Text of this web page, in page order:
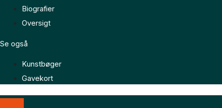
Biografier
Oversigt
Se også
Kunstbøger
Gavekort